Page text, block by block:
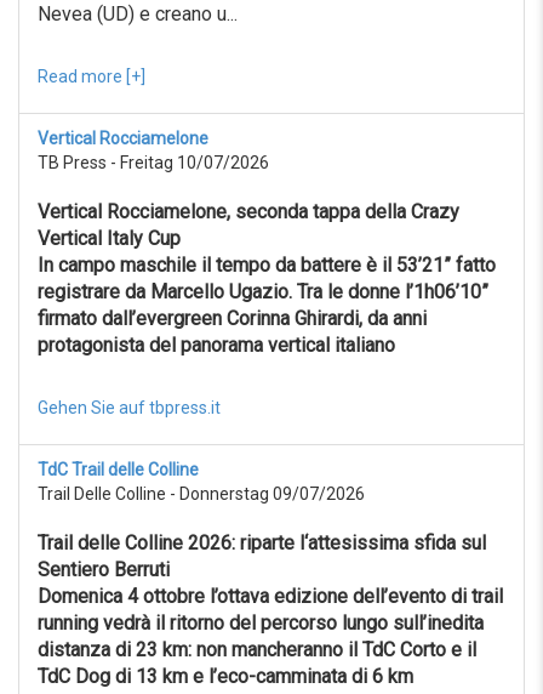
Reset
Reset
Nevea (UD) e creano u...
Read more [+]
Vertical Rocciamelone
TB Press - Freitag 10/07/2026
Vertical Rocciamelone, seconda tappa della Crazy
Vertical Italy Cup
In campo maschile il tempo da battere è il 53’21” fatto
registrare da Marcello Ugazio. Tra le donne l’1h06’10”
firmato dall’evergreen Corinna Ghirardi, da anni
protagonista del panorama vertical italiano
Gehen Sie auf tbpress.it
TdC Trail delle Colline
Trail Delle Colline - Donnerstag 09/07/2026
Trail delle Colline 2026: riparte l‘attesissima sfida sul
Sentiero Berruti
Domenica 4 ottobre l’ottava edizione dell’evento di trail
running vedrà il ritorno del percorso lungo sull’inedita
distanza di 23 km: non mancheranno il TdC Corto e il
TdC Dog di 13 km e l’eco-camminata di 6 km